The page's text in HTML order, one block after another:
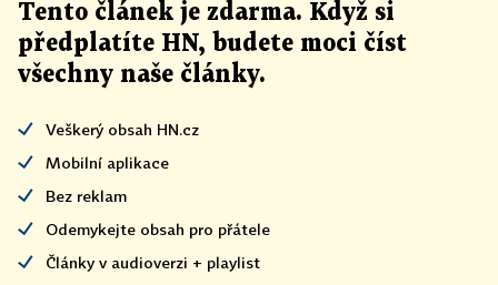
Tento článek je zdarma. Když si
předplatíte HN, budete moci číst
všechny naše články.
Veškerý obsah HN.cz
Mobilní aplikace
Bez reklam
Odemykejte obsah pro přátele
Články v audioverzi + playlist